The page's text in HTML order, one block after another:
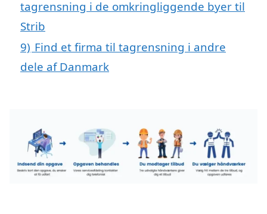
tagrensning i de omkringliggende byer til
Strib
9) Find et firma til tagrensning i andre
dele af Danmark